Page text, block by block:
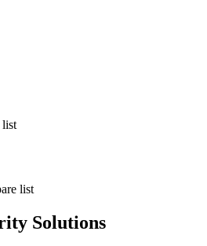
list
list
Solutions